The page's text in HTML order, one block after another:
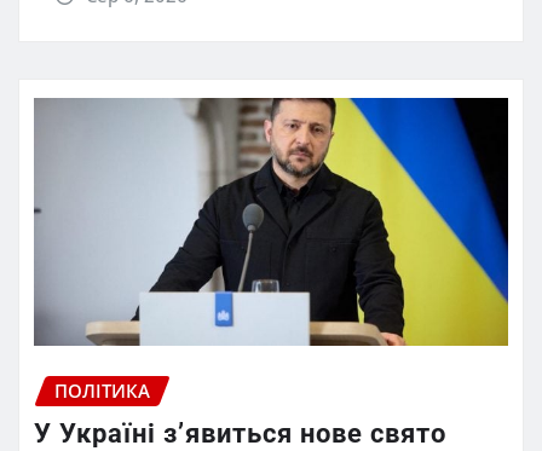
ПОЛІТИКА
У Україні з’явиться нове свято